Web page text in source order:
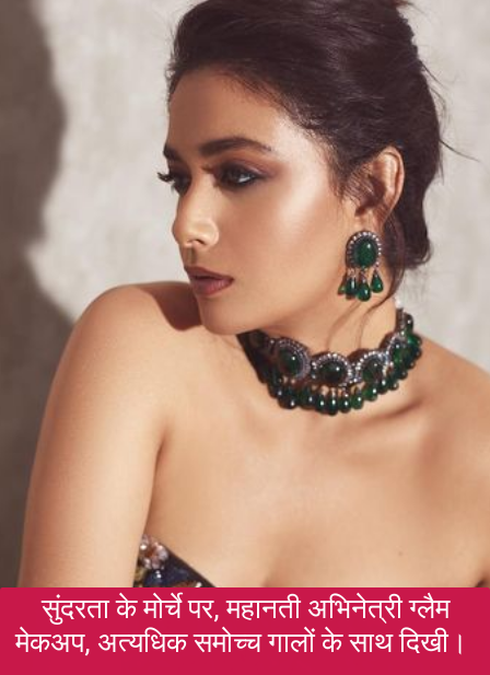
सुंदरता के मोर्चे पर, महानती अभिनेत्री ग्लैम
मेकअप, अत्यधिक समोच्च गालों के साथ दिखी।